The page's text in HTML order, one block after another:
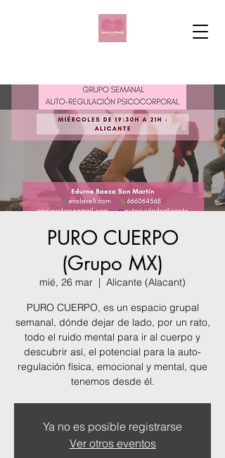
PURO CUERPO
(Grupo MX)
mié, 26 mar
  |
Alicante (Alacant)
PURO CUERPO, es un espacio grupal
semanal, dónde dejar de lado, por un rato,
todo el ruido mental para ir al cuerpo y
descubrir así, el potencial para la auto-
regulación física, emocional y mental, que
tenemos desde él.
Ya no es posible registrarse
Ver otros eventos